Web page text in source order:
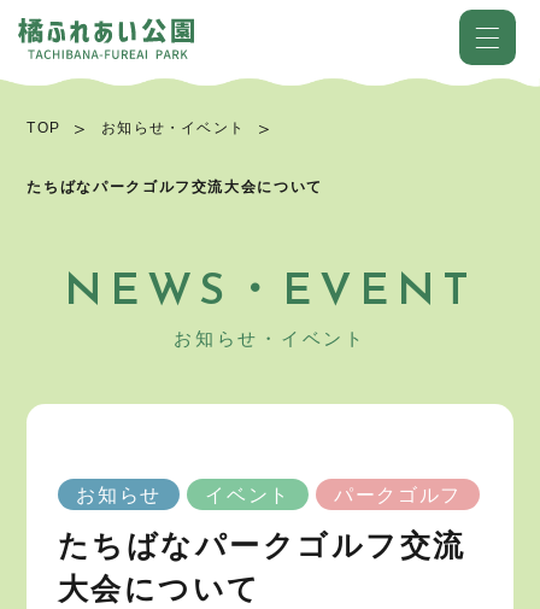
TOP お知らせ・イベント
たちばなパークゴルフ交流大会について
NEWS・EVENT
お知らせ・イベント
お知らせ イベント パークゴルフ
たちばなパークゴルフ交流
大会について